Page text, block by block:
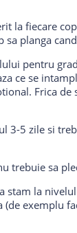
la fiecare
planga
pentru
ce se
Frica
5 zile si
trebuie sa
la
exemplu